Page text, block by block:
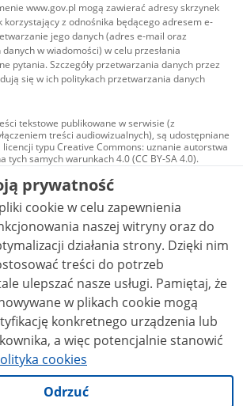
www.gov.pl mogą zawierać adresy skrzynek
korzystający z odnośnika będącego adresem e-
jego danych (adres e-mail oraz
w wiadomości) w celu przesłania
pytania. Szczegóły przetwarzania danych przez
się w ich politykach przetwarzania danych
tekstowe publikowane w serwisie (z
treści audiowizualnych), są udostępniane
licencji typu Creative Commons: uznanie autorstwa
tych samych warunkach 4.0 (CC BY-SA 4.0).
audiowizualne, w tym zdjęcia, materiały
i wideo, są udostępniane na licencji typu
Commons: uznanie autorstwa użycie
- bez utworów zależnych 4.0 (CC BY-
ND 4.0), o ile nie jest to stwierdzone inaczej.
prywatność
cookie w celu zapewnienia
naszej witryny oraz do
działania strony. Dzięki nim
treści do potrzeb
nasze usługi. Pamiętaj, że
w plikach cookie mogą
konkretnego urządzenia lub
a więc potencjalnie stanowić
cookies
Odrzuć